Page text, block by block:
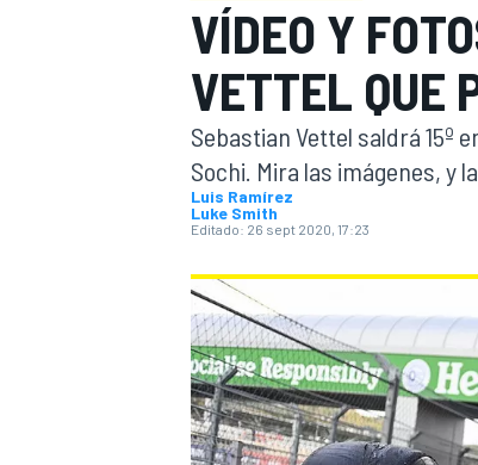
VÍDEO Y
VETTEL QUE
Sebastian Vettel saldrá 15º
Sochi. Mira las imágenes, y
Luis Ramírez
Luke Smith
Editado: 26 sept 2020, 17:23